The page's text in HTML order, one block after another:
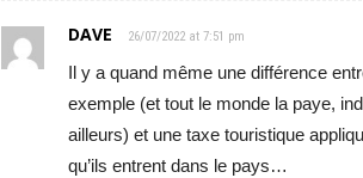
DAVE 26/07/2022 at 7:51 pm
Il y a quand même une différence
exemple (et tout le monde la paye,
ailleurs) et une taxe touristique
qu’ils entrent dans le pays…